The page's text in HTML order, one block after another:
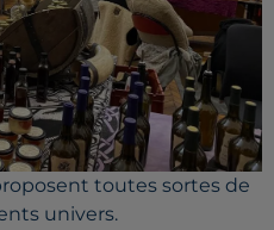
toutes sortes de
univers.